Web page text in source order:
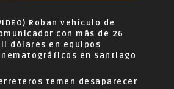
Roban vehículo de
con más de 26
dólares en equipos
en Santiago
temen desaparecer